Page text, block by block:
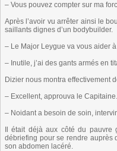
– Vous pouvez compter sur ma
Après l’avoir vu arrêter ainsi le
saillants dignes d’un bodybuilder.
– Le Major Leygue va vous aider
– Inutile, j’ai des gants armés en
Dizier nous montra effectivement
– Excellent, approuva le Capitaine.
– Noidant a besoin de soin,
Il était déjà aux côté du
débriefing pour se rendre auprès
son abdomen lacéré.